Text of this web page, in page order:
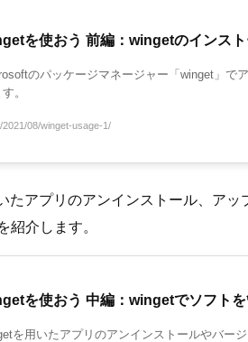
を使おう 前編：wingetのインス
のパッケージマネージャー「winget」で
。
08/winget-usage-1/
たアプリのアンインストール、アッ
紹介します。
を使おう 中編：wingetでソフトを
を用いたアプリのアンインストールやバー